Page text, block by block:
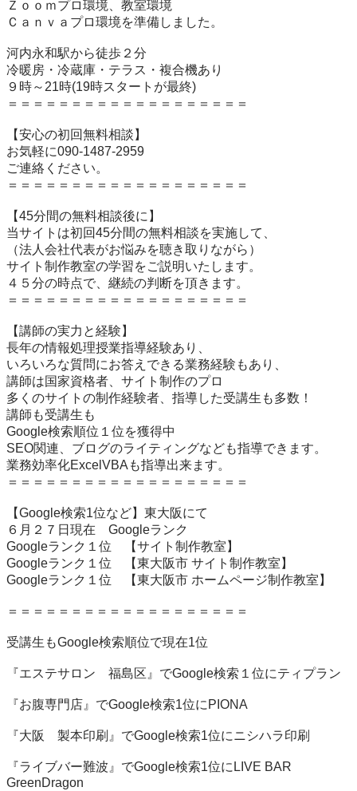
Ｚｏｏｍプロ環境、教室環境
Ｃａｎｖａプロ環境を準備しました。
河内永和駅から徒歩２分
冷暖房・冷蔵庫・テラス・複合機あり
９時～21時(19時スタートが最終)
＝＝＝＝＝＝＝＝＝＝＝＝＝＝＝＝＝＝＝
【安心の初回無料相談】
お気軽に090-1487-2959
ご連絡ください。
＝＝＝＝＝＝＝＝＝＝＝＝＝＝＝＝＝＝＝
【45分間の無料相談後に】
当サイトは初回45分間の無料相談を実施して、
（法人会社代表がお悩みを聴き取りながら）
サイト制作教室の学習をご説明いたします。
４５分の時点で、継続の判断を頂きます。
＝＝＝＝＝＝＝＝＝＝＝＝＝＝＝＝＝＝＝
【講師の実力と経験】
長年の情報処理授業指導経験あり、
いろいろな質問にお答えできる業務経験もあり、
講師は国家資格者、サイト制作のプロ
多くのサイトの制作経験者、指導した受講生も多数！
講師も受講生も
Google検索順位１位を獲得中
SEO関連、ブログのライティングなども指導できます。
業務効率化ExcelVBAも指導出来ます。
＝＝＝＝＝＝＝＝＝＝＝＝＝＝＝＝＝＝＝
【Google検索1位など】東大阪にて
６月２７日現在　Googleランク
Googleランク１位　【サイト制作教室】
Googleランク１位　【東大阪市 サイト制作教室】
Googleランク１位　【東大阪市 ホームページ制作教室】
＝＝＝＝＝＝＝＝＝＝＝＝＝＝＝＝＝＝＝
受講生もGoogle検索順位で現在1位
『エステサロン　福島区』でGoogle検索１位にティプラン
『お腹専門店』でGoogle検索1位にPIONA
『大阪　製本印刷』でGoogle検索1位にニシハラ印刷
『ライブバー難波』でGoogle検索1位にLIVE BAR
GreenDragon